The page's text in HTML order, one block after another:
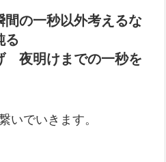
の一秒以外考えるな
る
夜明けまでの一秒を
いでいきます。